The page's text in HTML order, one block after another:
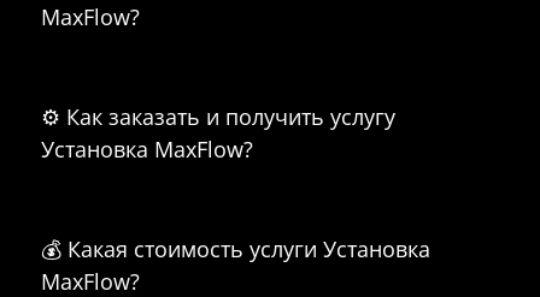
MaxFlow?
⚙️ Как заказать и получить услугу
Установка MaxFlow?
💰 Какая стоимость услуги Установка
MaxFlow?